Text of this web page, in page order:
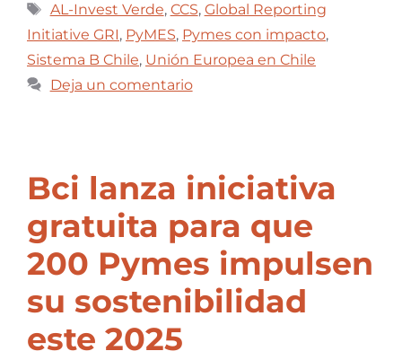
AL-Invest Verde, CCS, Global Reporting
Initiative GRI, PyMES, Pymes con impacto,
Sistema B Chile, Unión Europea en Chile
Deja un comentario
Bci lanza iniciativa
gratuita para que
200 Pymes impulsen
su sostenibilidad
este 2025